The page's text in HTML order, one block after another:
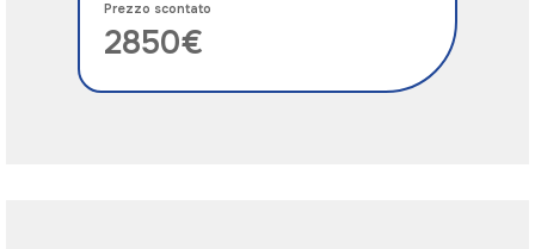
Prezzo scontato
2850€